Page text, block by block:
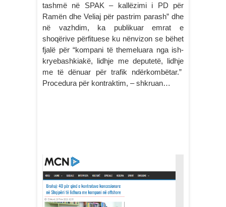
tashmë në SPAK – kallëzimi i PD për
Ramën dhe Veliaj për pastrim parash” dhe
në vazhdim, ka publikuar emrat e
shoqërive përfituese ku nënvizon se bëhet
fjalë për “kompani të themeluara nga ish-
kryebashkiakë, lidhje me deputetë, lidhje
me të dënuar për trafik ndërkombëtar.”
Procedura për kontraktim, – shkruan…